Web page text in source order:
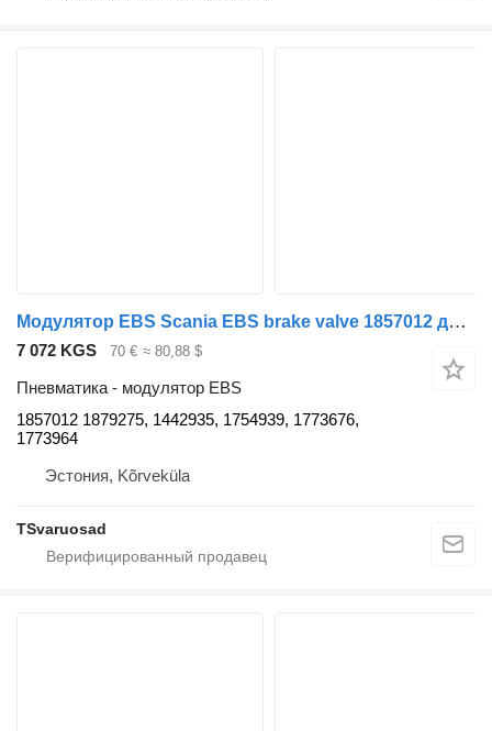
Модулятор EBS Scania EBS brake valve 1857012 для тягача Scania P380
7 072 KGS 70 € ≈ 80,88 $
Пневматика - модулятор EBS
1857012 1879275, 1442935, 1754939, 1773676,
1773964
Эстония, Kõrveküla
TSvaruosad